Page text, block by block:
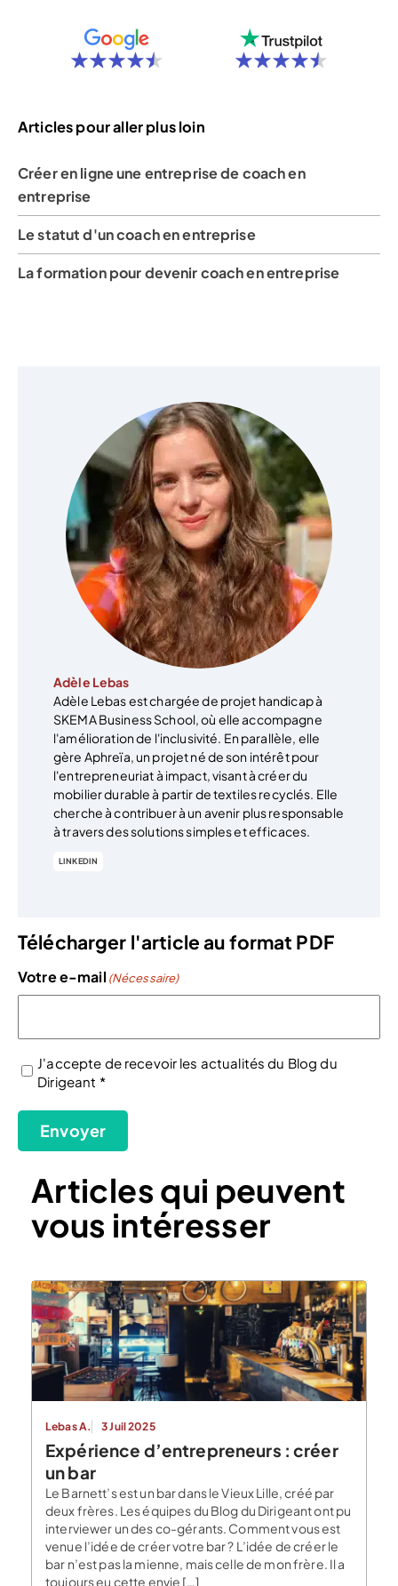
Articles pour aller plus loin
Créer en ligne une entreprise de coach en
entreprise
Le statut d'un coach en entreprise
La formation pour devenir coach en entreprise
Adèle Lebas
Adèle Lebas est chargée de projet handicap à
SKEMA Business School, où elle accompagne
l'amélioration de l'inclusivité. En parallèle, elle
gère Aphreïa, un projet né de son intérêt pour
l'entrepreneuriat à impact, visant à créer du
mobilier durable à partir de textiles recyclés. Elle
cherche à contribuer à un avenir plus responsable
à travers des solutions simples et efficaces.
LINKEDIN
Télécharger l'article au format PDF
Votre e-mail (Nécessaire)
(Nécessaire)
J'accepte de recevoir les actualités du Blog du
Dirigeant *
Envoyer
Articles qui peuvent
vous intéresser
Lebas A. 3 Juil 2025
Expérience d’entrepreneurs : créer
un bar
Le Barnett’s est un bar dans le Vieux Lille, créé par
deux frères. Les équipes du Blog du Dirigeant ont pu
interviewer un des co-gérants. Comment vous est
venue l’idée de créer votre bar ? L’idée de créer le
bar n’est pas la mienne, mais celle de mon frère. Il a
toujours eu cette envie […]